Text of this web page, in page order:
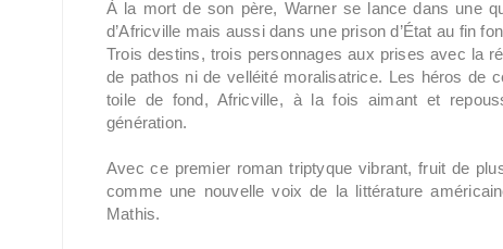
À la mort de son père, Warner se lance dans une
d’Africville mais aussi dans une prison d’État au fin
Trois destins, trois personnages aux prises avec la
de pathos ni de velléité moralisatrice. Les héros de
toile de fond, Africville, à la fois aimant et
génération.
Avec ce premier roman triptyque vibrant, fruit de
comme une nouvelle voix de la littérature
Mathis.